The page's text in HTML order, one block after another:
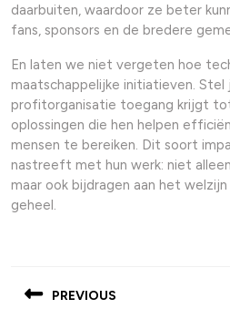
daarbuiten, waardoor ze beter
fans, sponsors en de bredere
En laten we niet vergeten hoe
maatschappelijke initiatieven.
profitorganisatie toegang krijgt
oplossingen die hen helpen
mensen te bereiken. Dit soort
nastreeft met hun werk: niet
maar ook bijdragen aan het
geheel.
navigation
PREVIOUS